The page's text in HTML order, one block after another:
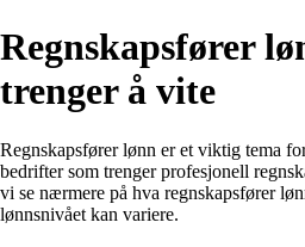
Regnskapsfører
trenger å vite
Regnskapsfører lønn er et viktig tema
bedrifter som trenger profesjonell
vi se nærmere på hva regnskapsfører
lønnsnivået kan variere.